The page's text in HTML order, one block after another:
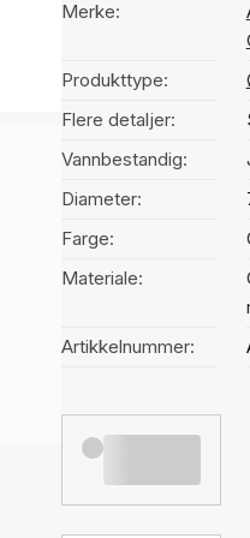
Merke:
Produkttype:
Flere detaljer:
Vannbestandig:
Diameter:
Farge:
Materiale:
Artikkelnummer: